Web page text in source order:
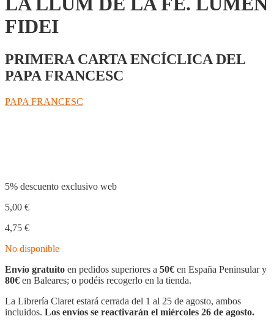
FIDEI
PRIMERA CARTA ENCÍCLICA DEL
PAPA FRANCESC
PAPA FRANCESC
5% descuento exclusivo web
5,00 €
4,75 €
No disponible
Envío gratuito en pedidos superiores a 50€ en España Peninsular y
80€ en Baleares; o podéis recogerlo en la tienda.
La Librería Claret estará cerrada del 1 al 25 de agosto, ambos
incluidos. Los envíos se reactivarán el miércoles 26 de agosto.